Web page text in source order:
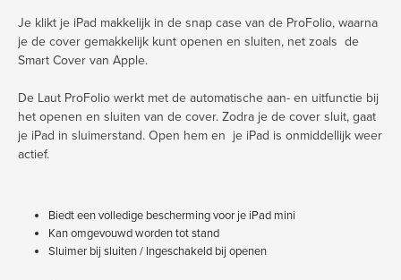
Je klikt je iPad makkelijk in de snap case van de ProFolio, waarna
je de cover gemakkelijk kunt openen en sluiten, net zoals de
Smart Cover van Apple.
De Laut ProFolio werkt met de automatische aan- en uitfunctie bij
het openen en sluiten van de cover. Zodra je de cover sluit, gaat
je iPad in sluimerstand. Open hem en je iPad is onmiddellijk weer
actief.
Biedt een volledige bescherming voor je iPad mini
Kan omgevouwd worden tot stand
Sluimer bij sluiten / Ingeschakeld bij openen